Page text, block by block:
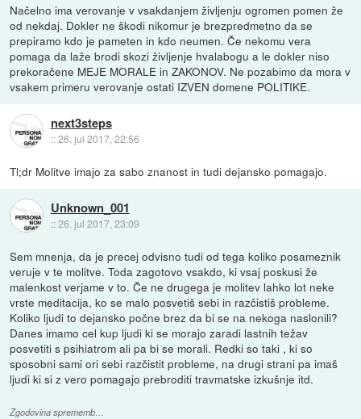
Načelno ima verovanje v vsakdanjem življenju ogromen pomen že
od nekdaj. Dokler ne škodi nikomur je brezpredmetno da se
prepiramo kdo je pameten in kdo neumen. Če nekomu vera
pomaga da laže brodi skozi življenje hvalabogu a le dokler niso
prekoračene MEJE MORALE in ZAKONOV. Ne pozabimo da mora v
vsakem primeru verovanje ostati IZVEN domene POLITIKE.
next3steps
::26. jul 2017, 22:56
Tl;dr Molitve imajo za sabo znanost in tudi dejansko pomagajo.
Unknown_001
::26. jul 2017, 23:09
Sem mnenja, da je precej odvisno tudi od tega koliko posameznik
veruje v te molitve. Toda zagotovo vsakdo, ki vsaj poskusi že
malenkost verjame v to. Če ne drugega je molitev lahko lot neke
vrste meditacija, ko se malo posvetiš sebi in razčistiš probleme.
Koliko ljudi to dejansko počne brez da bi se na nekoga naslonili?
Danes imamo cel kup ljudi ki se morajo zaradi lastnih težav
posvetiti s psihiatrom ali pa bi se morali. Redki so taki , ki so
sposobni sami ori sebi razčistit probleme, na drugi strani pa imaš
ljudi ki si z vero pomagajo prebroditi travmatske izkušnje itd.
Zgodovina sprememb…